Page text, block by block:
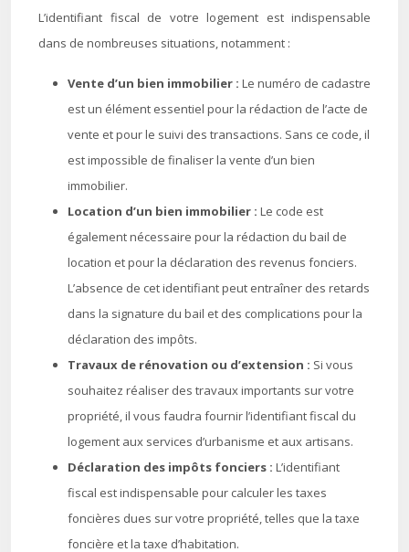
L’identifiant fiscal de votre logement est indispensable
dans de nombreuses situations, notamment :
Vente d’un bien immobilier : Le numéro de cadastre
est un élément essentiel pour la rédaction de l’acte de
vente et pour le suivi des transactions. Sans ce code, il
est impossible de finaliser la vente d’un bien
immobilier.
Location d’un bien immobilier : Le code est
également nécessaire pour la rédaction du bail de
location et pour la déclaration des revenus fonciers.
L’absence de cet identifiant peut entraîner des retards
dans la signature du bail et des complications pour la
déclaration des impôts.
Travaux de rénovation ou d’extension : Si vous
souhaitez réaliser des travaux importants sur votre
propriété, il vous faudra fournir l’identifiant fiscal du
logement aux services d’urbanisme et aux artisans.
Déclaration des impôts fonciers : L’identifiant
fiscal est indispensable pour calculer les taxes
foncières dues sur votre propriété, telles que la taxe
foncière et la taxe d’habitation.